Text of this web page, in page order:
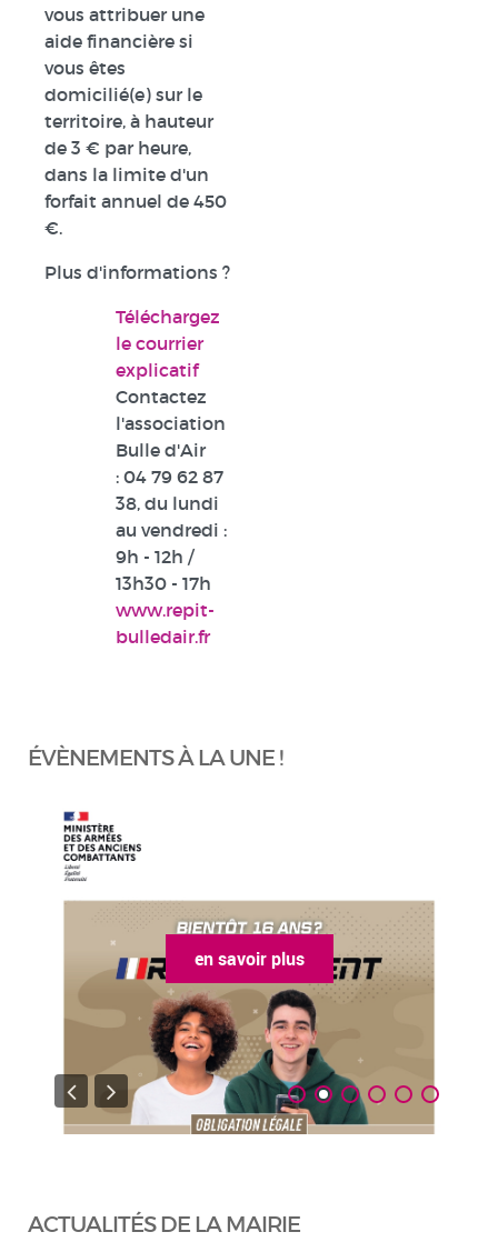
vous attribuer une
aide financière si
vous êtes
domicilié(e) sur le
territoire, à hauteur
de 3 € par heure,
dans la limite d'un
forfait annuel de 450
€.
Plus d'informations ?
Téléchargez
le courrier
explicatif
Contactez
l'association
Bulle d'Air
: 04 79 62 87
38, du lundi
au vendredi :
9h - 12h /
13h30 - 17h
www.repit-
bulledair.fr
ÉVÈNEMENTS À LA UNE !
en savoir plus
ACTUALITÉS DE LA MAIRIE